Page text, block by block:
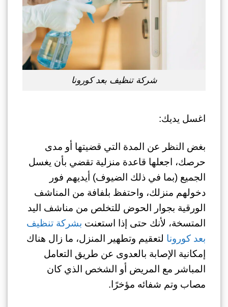
شركة تنظيف بعد كورونا
اغسل يديك:
بغض النظر عن المدة التي قضيتها أو مدى
حرصك، اجعلها قاعدة منزلية تقضي بأن يغسل
الجميع (بما في ذلك الضيوف) أيديهم فور
دخولهم منزلك، واحتفظ بلفافة من المناشف
الورقية بجوار الحوض للتخلص من مناشف اليد
المتسخة، لأنك حتى إذا استعنت بشركة تنظيف
بعد كورونا لتعقيم وتطهير المنزل، ما زال هناك
إمكانية الإصابة بالعدوى عن طريق التعامل
المباشر مع المريض أو الشخص الذي كان
مصاب وتم شفائه مؤخرًا.